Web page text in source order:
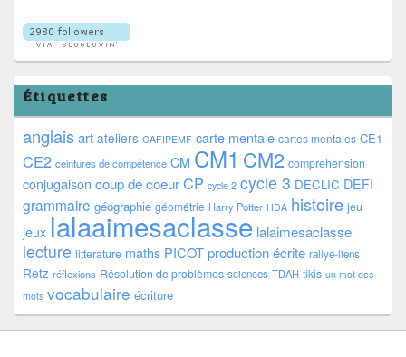
Étiquettes
anglaisart ateliers CAFIPEMF carte mentale cartes mentales CE1
CE2 ceintures de compétence CM CM1 CM2 comprehension
conjugaison coup de coeurCP cycle 2 cycle 3 DECLIC DEFI
grammaire géographie géométrie Harry Potter HDA histoire jeu
jeux lalaaimesaclasse lalaimesaclasse
lecture litterature maths PICOTproduction écrite rallye-liens
Retz réflexions Résolution de problèmes sciences TDAH tikis un mot des
mots vocabulaire écriture